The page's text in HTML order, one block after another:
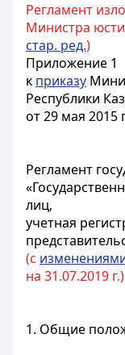
Регламент
Министра
стар. ред.)
Приложение 1
к приказу
Республики
от 29 мая 2015
Регламент
лиц,
учетная
(с
на 31.07.2019 г.)
1. Общие